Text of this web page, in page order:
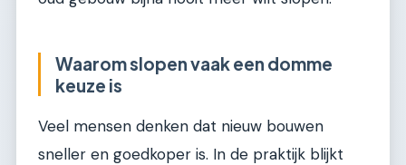
Waarom slopen vaak een domme
keuze is
Veel mensen denken dat nieuw bouwen
sneller en goedkoper is. In de praktijk blijkt